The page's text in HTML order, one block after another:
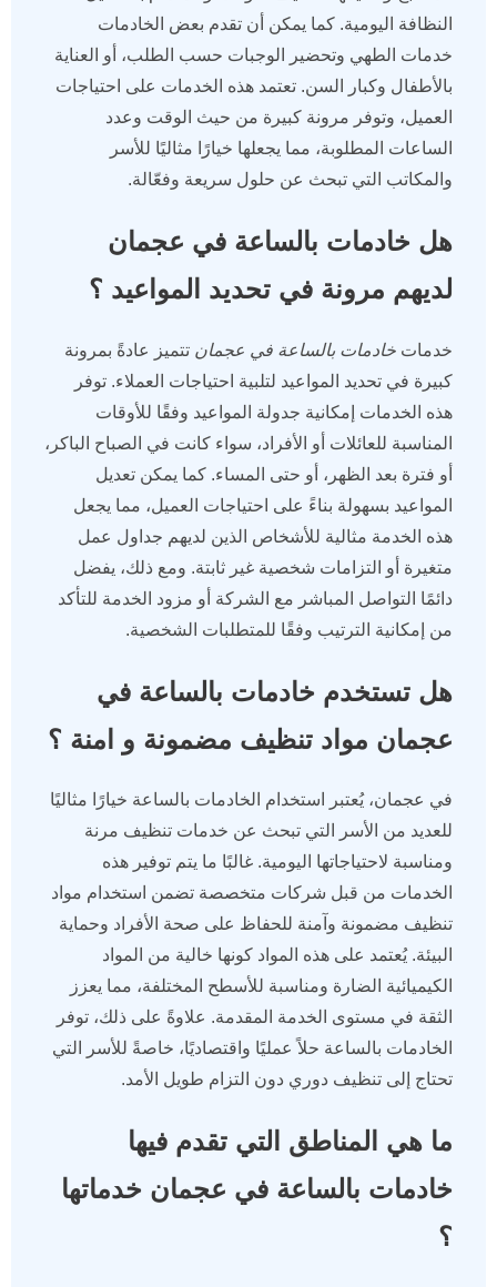
النظافة اليومية. كما يمكن أن تقدم بعض الخادمات
خدمات الطهي وتحضير الوجبات حسب الطلب، أو العناية
بالأطفال وكبار السن. تعتمد هذه الخدمات على احتياجات
العميل، وتوفر مرونة كبيرة من حيث الوقت وعدد
الساعات المطلوبة، مما يجعلها خيارًا مثاليًا للأسر
والمكاتب التي تبحث عن حلول سريعة وفعّالة.
هل خادمات بالساعة في عجمان
لديهم مرونة في تحديد المواعيد ؟
خدمات خادمات بالساعة في عجمان تتميز عادةً بمرونة
كبيرة في تحديد المواعيد لتلبية احتياجات العملاء. توفر
هذه الخدمات إمكانية جدولة المواعيد وفقًا للأوقات
المناسبة للعائلات أو الأفراد، سواء كانت في الصباح الباكر،
أو فترة بعد الظهر، أو حتى المساء. كما يمكن تعديل
المواعيد بسهولة بناءً على احتياجات العميل، مما يجعل
هذه الخدمة مثالية للأشخاص الذين لديهم جداول عمل
متغيرة أو التزامات شخصية غير ثابتة. ومع ذلك، يفضل
دائمًا التواصل المباشر مع الشركة أو مزود الخدمة للتأكد
من إمكانية الترتيب وفقًا للمتطلبات الشخصية.
هل تستخدم خادمات بالساعة في
عجمان مواد تنظيف مضمونة و امنة ؟
في عجمان، يُعتبر استخدام الخادمات بالساعة خيارًا مثاليًا
للعديد من الأسر التي تبحث عن خدمات تنظيف مرنة
ومناسبة لاحتياجاتها اليومية. غالبًا ما يتم توفير هذه
الخدمات من قبل شركات متخصصة تضمن استخدام مواد
تنظيف مضمونة وآمنة للحفاظ على صحة الأفراد وحماية
البيئة. يُعتمد على هذه المواد كونها خالية من المواد
الكيميائية الضارة ومناسبة للأسطح المختلفة، مما يعزز
الثقة في مستوى الخدمة المقدمة. علاوةً على ذلك، توفر
الخادمات بالساعة حلاً عمليًا واقتصاديًا، خاصةً للأسر التي
تحتاج إلى تنظيف دوري دون التزام طويل الأمد.
ما هي المناطق التي تقدم فيها
خادمات بالساعة في عجمان خدماتها
؟